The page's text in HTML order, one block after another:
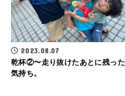
2023.08.07
乾杯②〜走り抜けたあとに残った
気持ち。